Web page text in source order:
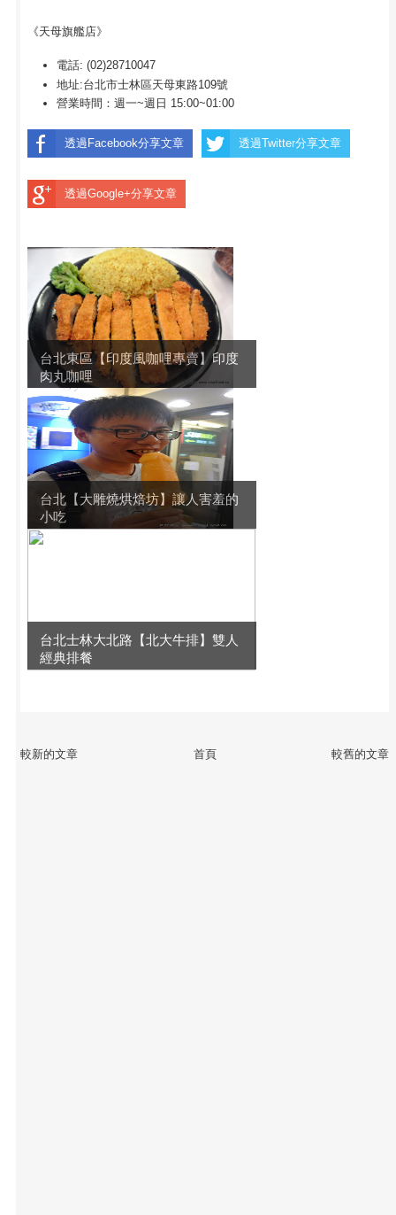
《天母旗艦店》
電話: (02)28710047
地址:台北市士林區天母東路109號
營業時間：週一~週日 15:00~01:00
透過Facebook分享文章 透過Twitter分享文章
透過Google+分享文章
台北東區【印度風咖哩專賣】印度
肉丸咖哩
台北【大雕燒烘焙坊】讓人害羞的
小吃
台北士林大北路【北大牛排】雙人
經典排餐
較新的文章 較舊的文章
首頁